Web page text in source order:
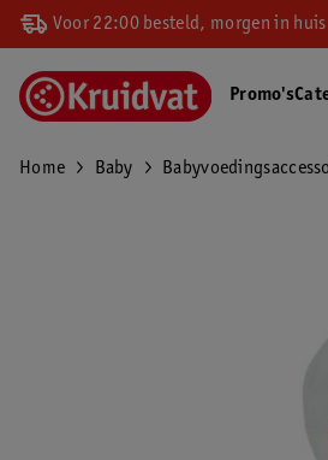
Voor 22:00 besteld, morgen in huis
Promo's
Home Baby